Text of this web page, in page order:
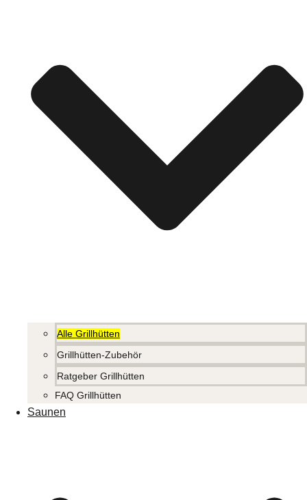
Alle Grillhütten
Grillhütten-Zubehör
Ratgeber Grillhütten
FAQ Grillhütten
Saunen